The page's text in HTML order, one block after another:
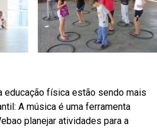
física estão sendo mais
A música é uma ferramenta
planejar atividades para a